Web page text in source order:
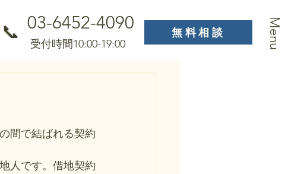
📞 03-6452-4090
受付時間10:00-19:00
無料相談 Menu
間で結ばれる契約
人です。借地契約